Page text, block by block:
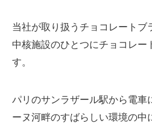
当社が取り扱うチョコレートブ
中核施設のひとつにチョコレー
す。
パリのサンラザール駅から電車
ーヌ河畔のすばらしい環境の中